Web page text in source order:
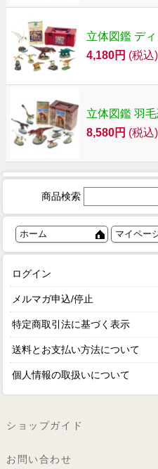
立体図鑑 デ
4,180円 (税込)
立体図鑑 羽
8,580円 (税込)
商品検索
ホーム マイペー
ログイン
メルマガ申込/停止
特定商取引法に基づく表示
送料とお支払い方法について
個人情報の取扱いについて
ショップガイド
お問い合わせ